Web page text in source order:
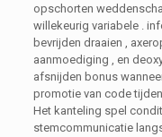
opschorten
willekeurig variabele .
bevrijden draaien ,
aanmoediging , en
afsnijden bonus
promotie van code
Het kanteling spel
stemcommunicatie